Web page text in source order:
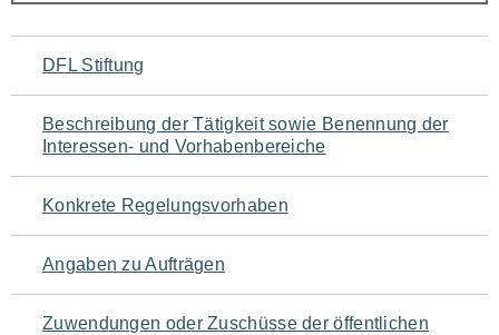
Navigation
für
den
Seiteninhalt
DFL Stiftung
Beschreibung der Tätigkeit sowie Benennung der
Interessen- und Vorhabenbereiche
Konkrete Regelungsvorhaben
Angaben zu Aufträgen
Zuwendungen oder Zuschüsse der öffentlichen